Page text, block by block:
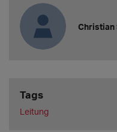
Christian
Tags
Leitung